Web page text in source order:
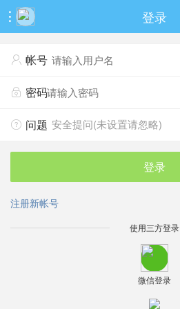
 登录
 帐号
 密码
 问题 安全提问(未设置请忽略)
登录
注册新帐号
使用三方登录
微信登录